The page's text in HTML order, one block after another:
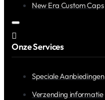
New Era Custom Caps
Onze Services
Speciale Aanbiedingen
Verzending informatie